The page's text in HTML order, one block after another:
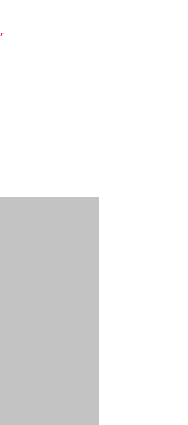
,